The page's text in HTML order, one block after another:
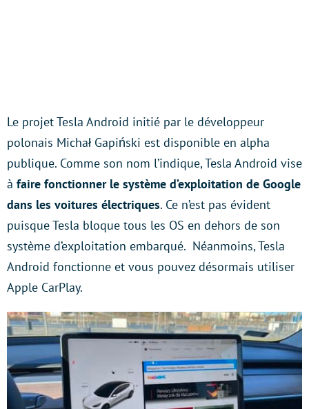
Le projet Tesla Android initié par le développeur
polonais Michał Gapiński est disponible en alpha
publique. Comme son nom l’indique, Tesla Android vise
à faire fonctionner le système d’exploitation de Google
dans les voitures électriques. Ce n’est pas évident
puisque Tesla bloque tous les OS en dehors de son
système d’exploitation embarqué. Néanmoins, Tesla
Android fonctionne et vous pouvez désormais utiliser
Apple CarPlay.